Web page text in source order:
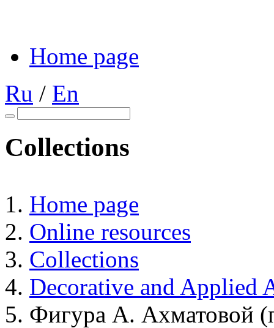
Home page
Ru / En
Collections
Home page
Online resources
Collections
Decorative and Applied
Фигура А. Ахматовой